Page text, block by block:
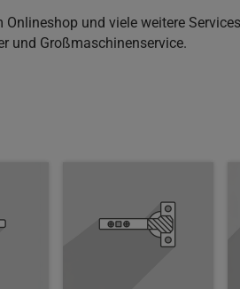
und viele weitere
und Großmaschinenservice.